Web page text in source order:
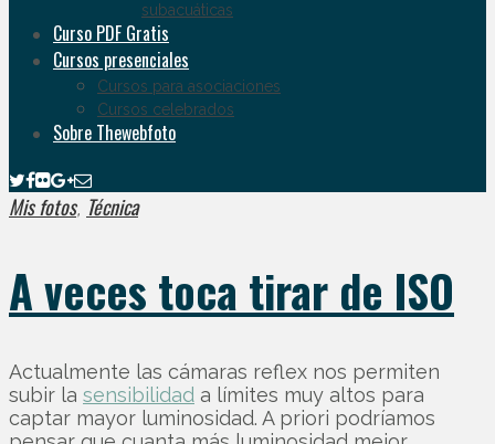
subacuáticas
Curso PDF Gratis
Cursos presenciales
Cursos para asociaciones
Cursos celebrados
Sobre Thewebfoto
Mis fotos, Técnica
A veces toca tirar de ISO
Actualmente las cámaras reflex nos permiten
subir la sensibilidad a límites muy altos para
captar mayor luminosidad. A priori podríamos